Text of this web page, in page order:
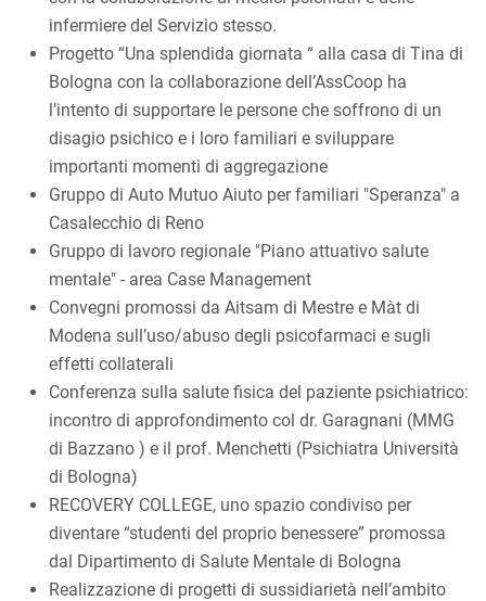
infermiere del Servizio stesso.
Progetto “Una splendida giornata “ alla casa di Tina di
Bologna con la collaborazione dell’AssCoop ha
l’intento di supportare le persone che soffrono di un
disagio psichico e i loro familiari e sviluppare
importanti momenti di aggregazione
Gruppo di Auto Mutuo Aiuto per familiari "Speranza" a
Casalecchio di Reno
Gruppo di lavoro regionale "Piano attuativo salute
mentale" - area Case Management
Convegni promossi da Aitsam di Mestre e Màt di
Modena sull’uso/abuso degli psicofarmaci e sugli
effetti collaterali
Conferenza sulla salute fisica del paziente psichiatrico:
incontro di approfondimento col dr. Garagnani (MMG
di Bazzano ) e il prof. Menchetti (Psichiatra Università
di Bologna)
RECOVERY COLLEGE, uno spazio condiviso per
diventare “studenti del proprio benessere” promossa
dal Dipartimento di Salute Mentale di Bologna
Realizzazione di progetti di sussidiarietà nell’ambito